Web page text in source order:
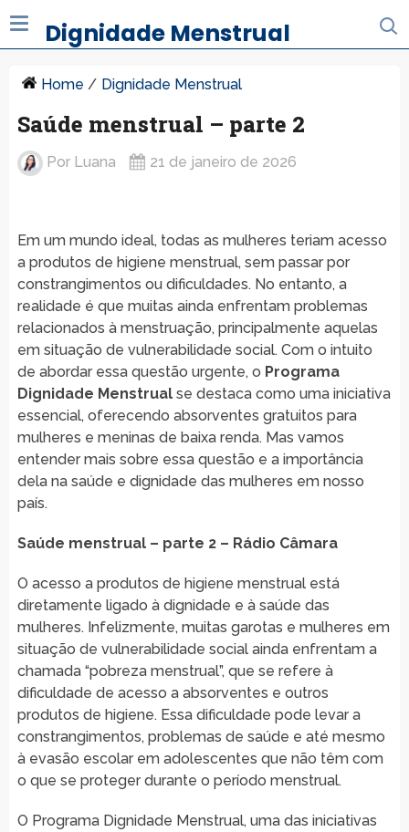
Dignidade Menstrual
Home / Dignidade Menstrual
Saúde menstrual – parte 2
Por Luana 21 de janeiro de 2026
Em um mundo ideal, todas as mulheres teriam acesso
a produtos de higiene menstrual, sem passar por
constrangimentos ou dificuldades. No entanto, a
realidade é que muitas ainda enfrentam problemas
relacionados à menstruação, principalmente aquelas
em situação de vulnerabilidade social. Com o intuito
de abordar essa questão urgente, o Programa
Dignidade Menstrualse destaca como uma iniciativa
essencial, oferecendo absorventes gratuitos para
mulheres e meninas de baixa renda. Mas vamos
entender mais sobre essa questão e a importância
dela na saúde e dignidade das mulheres em nosso
país.
Saúde menstrual – parte 2 – Rádio Câmara
O acesso a produtos de higiene menstrual está
diretamente ligado à dignidade e à saúde das
mulheres. Infelizmente, muitas garotas e mulheres em
situação de vulnerabilidade social ainda enfrentam a
chamada “pobreza menstrual”, que se refere à
dificuldade de acesso a absorventes e outros
produtos de higiene. Essa dificuldade pode levar a
constrangimentos, problemas de saúde e até mesmo
à evasão escolar em adolescentes que não têm com
o que se proteger durante o período menstrual.
O Programa Dignidade Menstrual, uma das iniciativas